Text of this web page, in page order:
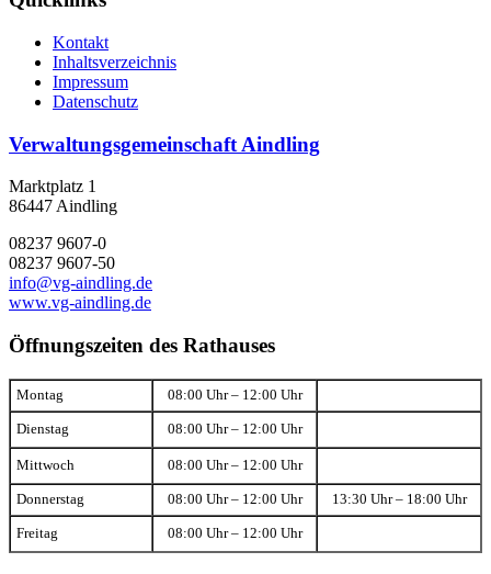
Kontakt
Inhaltsverzeichnis
Impressum
Datenschutz
Verwaltungsgemeinschaft Aindling
Marktplatz 1
86447 Aindling
08237 9607-0
08237 9607-50
info@vg-aindling.de
www.vg-aindling.de
Öffnungszeiten des Rathauses
Montag 08:00 Uhr – 12:00 Uhr
Dienstag 08:00 Uhr – 12:00 Uhr
Mittwoch 08:00 Uhr – 12:00 Uhr
Donnerstag 08:00 Uhr – 12:00 Uhr 13:30 Uhr – 18:00 Uhr
Freitag 08:00 Uhr – 12:00 Uhr